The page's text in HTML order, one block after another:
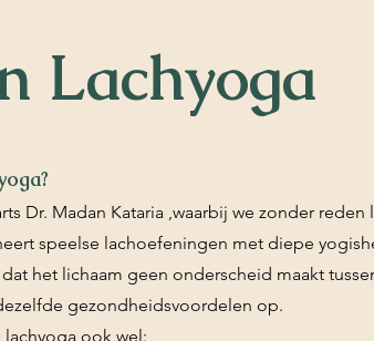
Lachyoga
Dr. Madan Kataria ,waarbij we zonder reden
speelse lachoefeningen met diepe
het lichaam geen onderscheid maakt
gezondheidsvoordelen op.
ook wel: